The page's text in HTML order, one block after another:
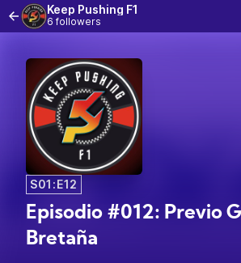
Keep Pushing F1
6 followers
S01:E12
Episodio #012: Previo
Bretaña